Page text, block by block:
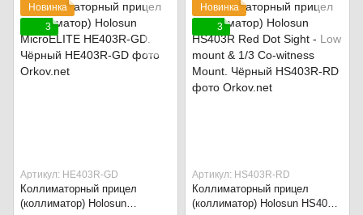
Новинка
3
Артикул: HE403R-GD
Коллиматорный прицел
(коллиматор) Holosun
Новинка
3
Артикул: HS403R-RD
Коллиматорный прицел
(коллиматор) Holosun HS403R